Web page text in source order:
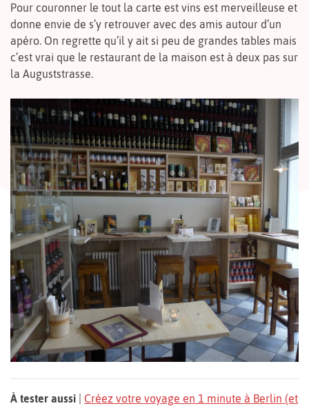
Pour couronner le tout la carte est vins est merveilleuse et
donne envie de s’y retrouver avec des amis autour d’un
apéro. On regrette qu’il y ait si peu de grandes tables mais
c’est vrai que le restaurant de la maison est à deux pas sur
la Auguststrasse.
À tester aussi
Créez votre voyage en 1 minute à Berlin (et